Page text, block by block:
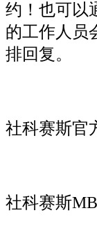
约！也可以
的工作人员
排回复。
社科赛斯官
社科赛斯